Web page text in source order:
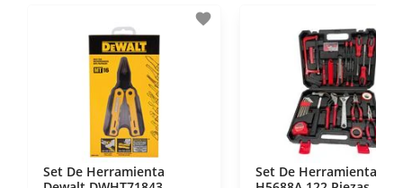
disposiciones legales y Códigos de Ética de la
Asociación Mexicana de Internet (AIMX).
- Nos encontramos en la lista de socios Activos de
la Asociación de Internet.MX.
favorite
Set De Herramienta
Set De Herramienta Kuk